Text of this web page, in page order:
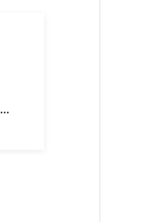
Radio CEIP San Pedro: Ana Carretero - T04-P07